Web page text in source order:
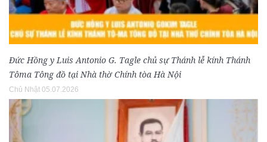
Đức Hồng y Luis Antonio G. Tagle chủ sự Thánh lễ kính Thánh
Tôma Tông đồ tại Nhà thờ Chính tòa Hà Nội
Chủ Nhật 05.07.2026